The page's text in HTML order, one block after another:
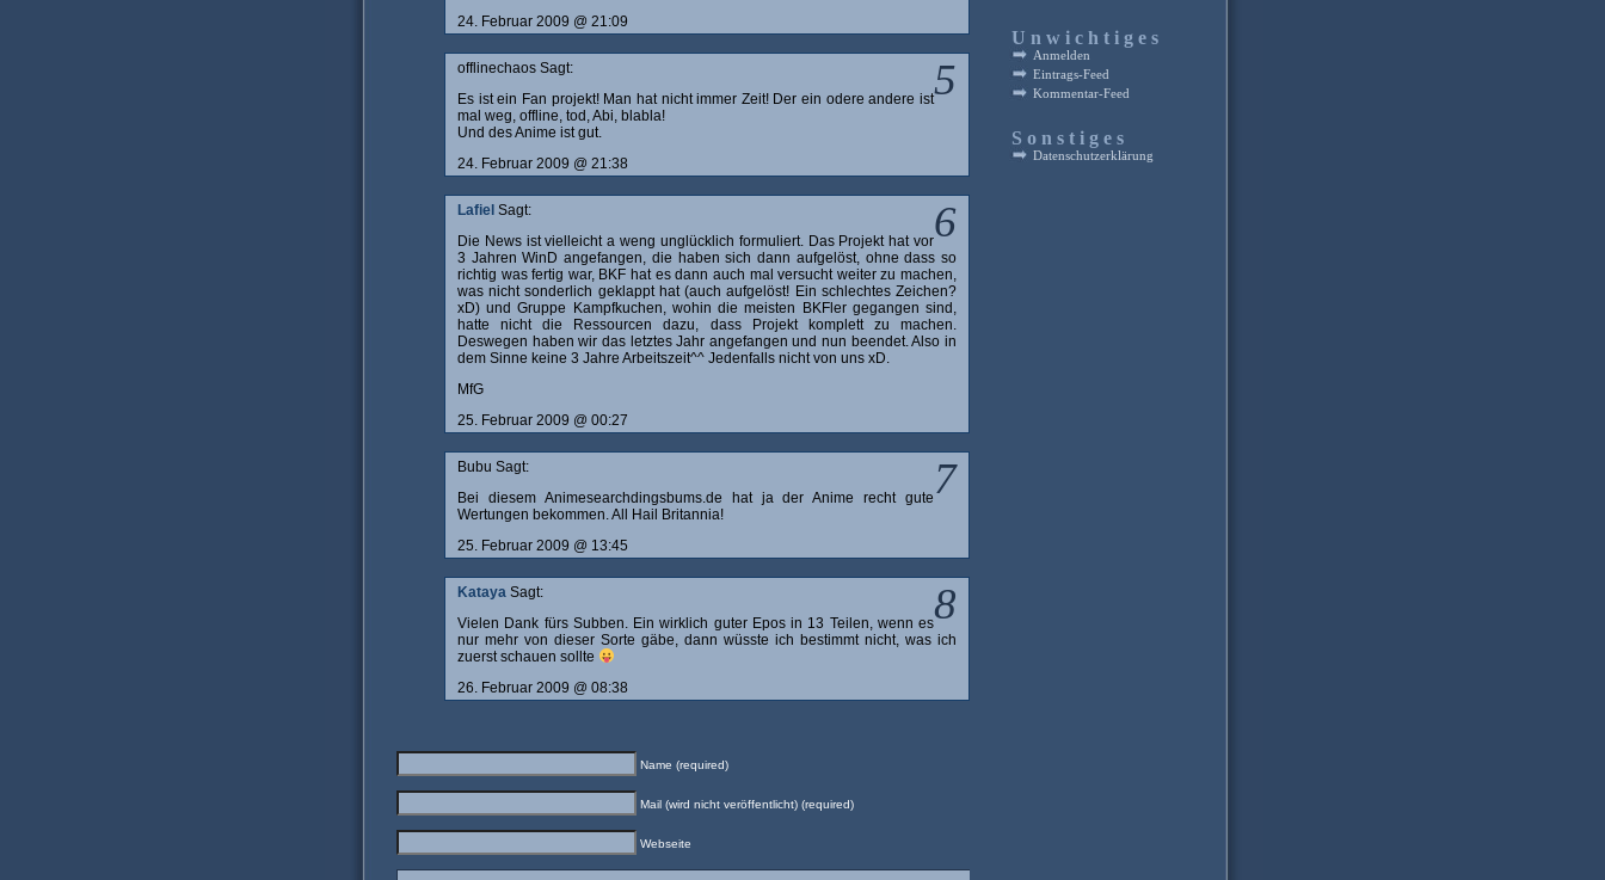
24. Februar 2009 @ 21:09
5
offlinechaos Sagt:
Es ist ein Fan projekt! Man hat nicht immer Zeit! Der ein odere andere ist
mal weg, offline, tod, Abi, blabla!
Und des Anime ist gut.
24. Februar 2009 @ 21:38
6
Lafiel Sagt:
Die News ist vielleicht a weng unglücklich formuliert. Das Projekt hat vor
3 Jahren WinD angefangen, die haben sich dann aufgelöst, ohne dass so
richtig was fertig war, BKF hat es dann auch mal versucht weiter zu machen,
was nicht sonderlich geklappt hat (auch aufgelöst! Ein schlechtes Zeichen?
xD) und Gruppe Kampfkuchen, wohin die meisten BKFler gegangen sind,
hatte nicht die Ressourcen dazu, dass Projekt komplett zu machen.
Deswegen haben wir das letztes Jahr angefangen und nun beendet. Also in
dem Sinne keine 3 Jahre Arbeitszeit^^ Jedenfalls nicht von uns xD.
MfG
25. Februar 2009 @ 00:27
7
Bubu Sagt:
Bei diesem Animesearchdingsbums.de hat ja der Anime recht gute
Wertungen bekommen. All Hail Britannia!
25. Februar 2009 @ 13:45
8
Kataya Sagt:
Vielen Dank fürs Subben. Ein wirklich guter Epos in 13 Teilen, wenn es
nur mehr von dieser Sorte gäbe, dann wüsste ich bestimmt nicht, was ich
zuerst schauen sollte
26. Februar 2009 @ 08:38
Name (required)
Mail (wird nicht veröffentlicht) (required)
Webseite
Unwichtiges
Anmelden
Eintrags-Feed
Kommentar-Feed
Sonstiges
Datenschutzerklärung